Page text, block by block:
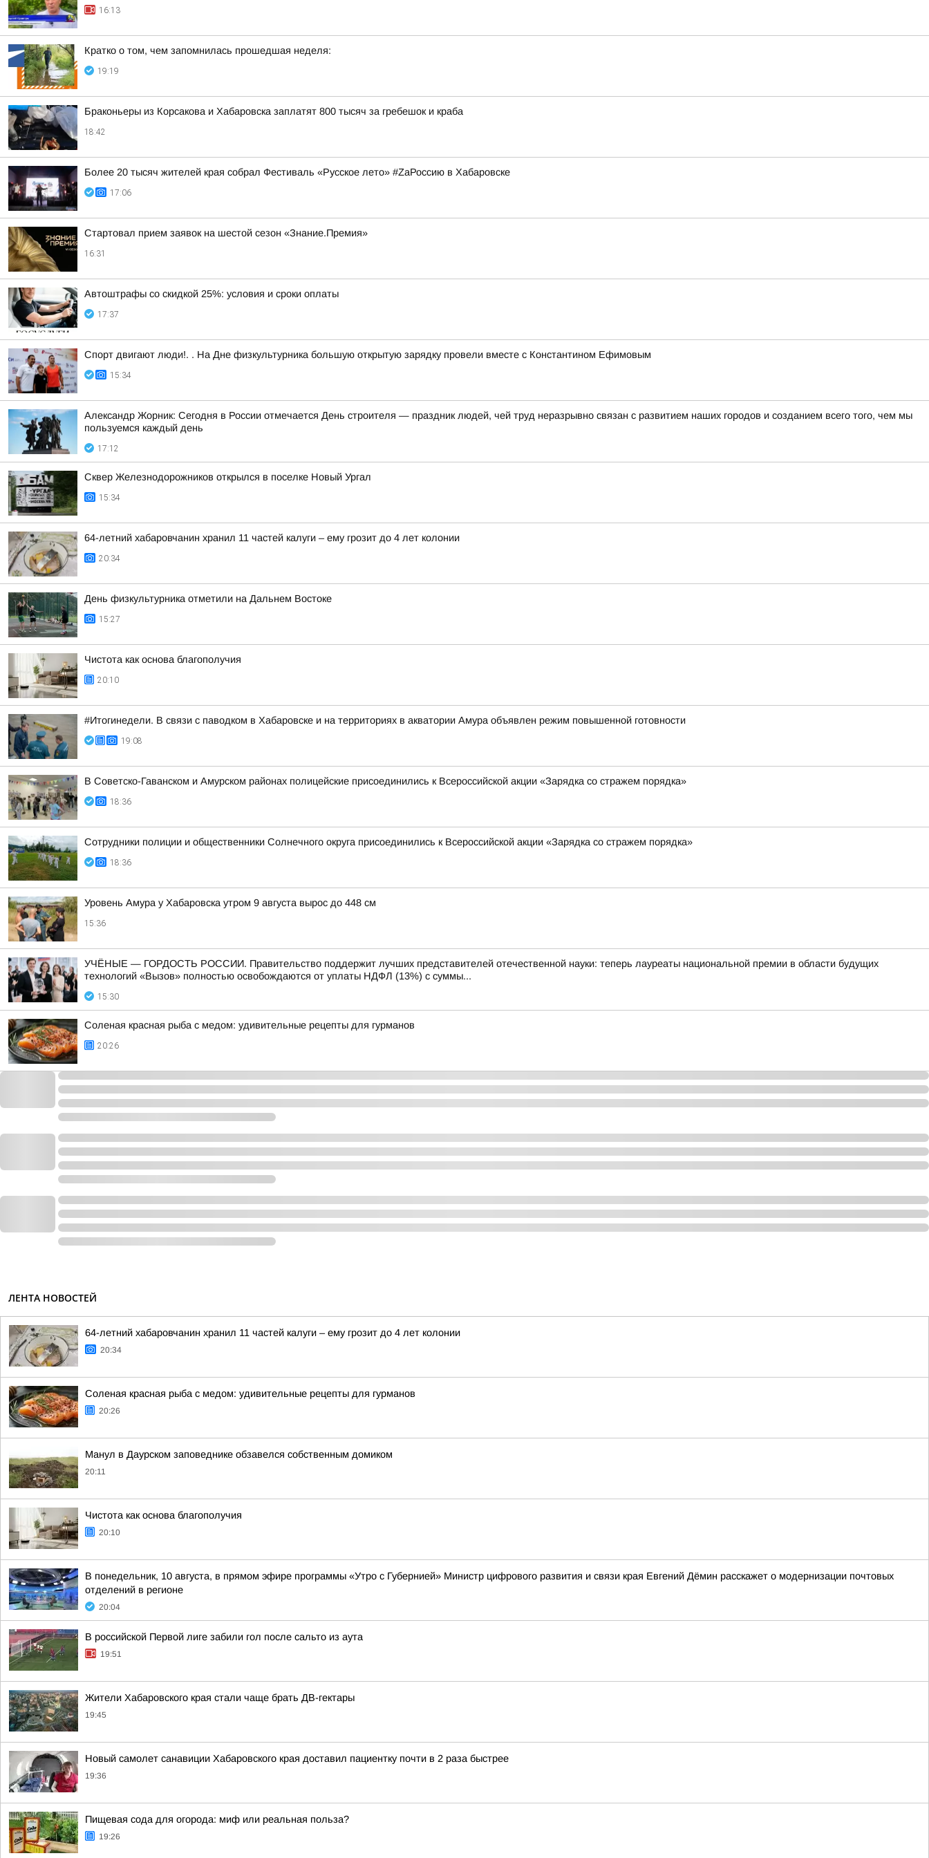
16:13
Кратко о том, чем запомнилась прошедшая неделя:
19:19
Браконьеры из Корсакова и Хабаровска заплатят 800 тысяч за гребешок и краба
18:42
Более 20 тысяч жителей края собрал Фестиваль «Русское лето» #ZaРоссию в Хабаровске
17:06
Стартовал прием заявок на шестой сезон «Знание.Премия»
16:31
Автоштрафы со скидкой 25%: условия и сроки оплаты
17:37
Спорт двигают люди!. . На Дне физкультурника большую открытую зарядку провели вместе с Константином Ефимовым
15:34
Александр Жорник: Сегодня в России отмечается День строителя — праздник людей, чей труд неразрывно связан с развитием наших городов и созданием всего того, чем мы
пользуемся каждый день
17:12
Сквер Железнодорожников открылся в поселке Новый Ургал
15:34
64-летний хабаровчанин хранил 11 частей калуги – ему грозит до 4 лет колонии
20:34
День физкультурника отметили на Дальнем Востоке
15:27
Чистота как основа благополучия
20:10
#Итогинедели. В связи с паводком в Хабаровске и на территориях в акватории Амура объявлен режим повышенной готовности
19:08
В Советско-Гаванском и Амурском районах полицейские присоединились к Всероссийской акции «Зарядка со стражем порядка»
18:36
Сотрудники полиции и общественники Солнечного округа присоединились к Всероссийской акции «Зарядка со стражем порядка»
18:36
Уровень Амура у Хабаровска утром 9 августа вырос до 448 см
15:36
УЧЁНЫЕ — ГОРДОСТЬ РОССИИ. Правительство поддержит лучших представителей отечественной науки: теперь лауреаты национальной премии в области будущих
технологий «Вызов» полностью освобождаются от уплаты НДФЛ (13%) с суммы...
15:30
Соленая красная рыба с медом: удивительные рецепты для гурманов
20:26
ЛЕНТА НОВОСТЕЙ
64-летний хабаровчанин хранил 11 частей калуги – ему грозит до 4 лет колонии
20:34
Соленая красная рыба с медом: удивительные рецепты для гурманов
20:26
Манул в Даурском заповеднике обзавелся собственным домиком
20:11
Чистота как основа благополучия
20:10
В понедельник, 10 августа, в прямом эфире программы «Утро с Губернией» Министр цифрового развития и связи края Евгений Дёмин расскажет о модернизации почтовых
отделений в регионе
20:04
В российской Первой лиге забили гол после сальто из аута
19:51
Жители Хабаровского края стали чаще брать ДВ-гектары
19:45
Новый самолет санавиции Хабаровского края доставил пациентку почти в 2 раза быстрее
19:36
Пищевая сода для огорода: миф или реальная польза?
19:26